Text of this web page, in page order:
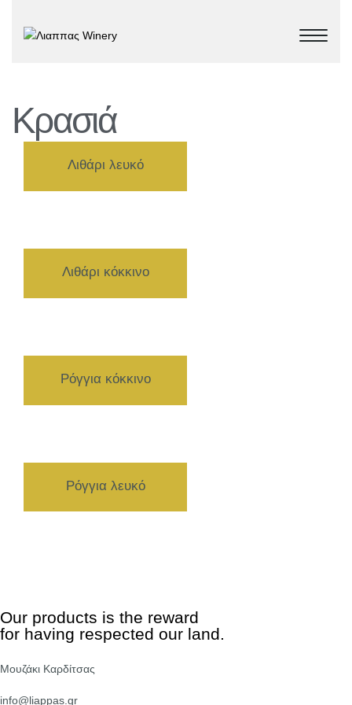
Κρασιά
Λιθάρι λευκό
Λιθάρι κόκκινο
Ρόγγια κόκκινο
Ρόγγια λευκό
Our products is the reward
for having respected our land.
Μουζάκι Καρδίτσας
info@liappas.gr